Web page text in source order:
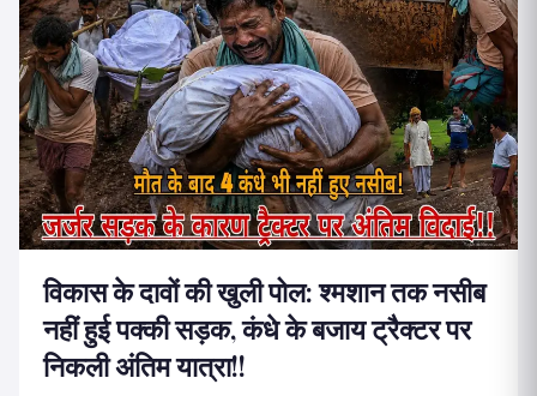
विकास के दावों की खुली पोल: श्मशान तक नसीब
नहीं हुई पक्की सड़क, कंधे के बजाय ट्रैक्टर पर
निकली अंतिम यात्रा!!